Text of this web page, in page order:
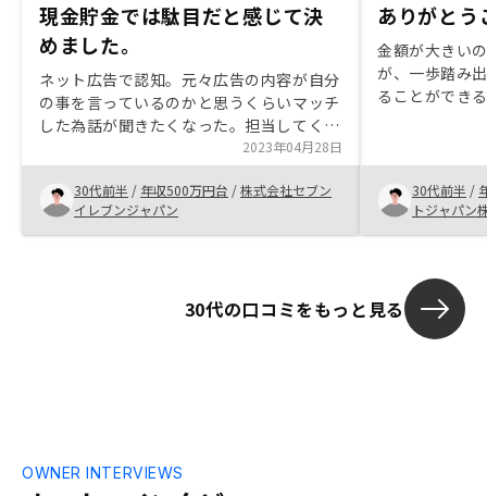
現金貯金では駄目だと感じて決
めました。
ネット広告で認知。元々広告の内容が自分
の事を言っているのかと思うくらいマッチ
した為話が聞きたくなった。担当してくれ
た方はわかりやすく、こちらの質問に迅速
に答えてくれていた為信用できた。高い買
い物なので一歩踏み出すのは勇気が入りま
したがこちらの不安材料である将来への蓄
えと不動産に対する信用で即決しました。
億劫に感じた。クライアントに対してはそ
2023年04月28日
30代前半 / 年収500万円台 /株式会社セブン
イレブンジャパン
ありがと
金額が大きい
が、一歩踏み
ることができると思
ていたりした
なのでぜひト
への考え方も
勉強になりま
面の提出がな
30代前半 /
トジャパン
30代の口コミをもっと見る
OWNER INTERVIEWS